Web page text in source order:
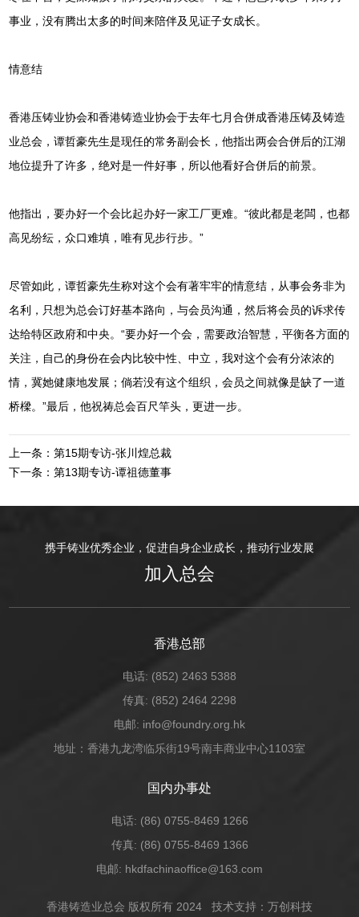
事业，没有腾出太多的时间来陪伴及见证子女成长。
情意结
香港压铸业协会和香港铸造业协会于去年七月合併成香港压铸及铸造
业总会，谭哲豪先生是现任的常务副会长，他指出两会合併后的江湖
地位提升了许多，绝对是一件好事，所以他看好合併后的前景。
他指出，要办好一个会比起办好一家工厂更难。“彼此都是老闆，也都
高见纷纭，众口难填，唯有见步行步。”
尽管如此，谭哲豪先生称对这个会有著牢牢的情意结，从事会务非为
名利，只想为总会订好基本路向，与会员沟通，然后将会员的诉求传
达给特区政府和中央。“要办好一个会，需要政治智慧，平衡各方面的
关注，自己的身份在会内比较中性、中立，我对这个会有分浓浓的
情，冀她健康地发展；倘若没有这个组织，会员之间就像是缺了一道
桥樑。”最后，他祝祷总会百尺竿头，更进一步。
上一条：第15期专访-张川煌总裁
下一条：第13期专访-谭祖德董事
携手铸业优秀企业，促进自身企业成长，推动行业发展
加入总会
香港总部
电话: (852) 2463 5388
传真: (852) 2464 2298
电邮: info@foundry.org.hk
地址：香港九龙湾临乐街19号南丰商业中心1103室
国内办事处
电话: (86) 0755-8469 1266
传真: (86) 0755-8469 1366
电邮: hkdfachinaoffice@163.com
香港铸造业总会 版权所有 2024 技术支持：万创科技